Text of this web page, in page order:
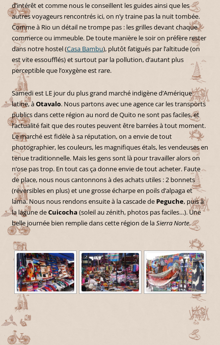
d’intérêt et comme nous le conseillent les guides ainsi que les
autres voyageurs rencontrés ici, on n’y traine pas la nuit tombée.
Comme à Rio un détail ne trompe pas : les grilles devant chaque
commerce ou immeuble. De toute manière le soir on préfère rester
dans notre hostel (Casa Bambu), plutôt fatigués par l’altitude (on
est vite essoufflés) et surtout par la pollution, d’autant plus
perceptible que l’oxygène est rare.
Samedi est LE jour du plus grand marché indigène d’Amérique
latine, àOtavalo. Nous partons avec une agence car les transports
publics dans cette région au nord de Quito ne sont pas faciles, et
l’actualité fait que des routes peuvent être barrées à tout moment.
Le marché est fidèle à sa réputation, on a envie de tout
photographier, les couleurs, les magnifiques étals, les vendeuses en
tenue traditionnelle. Mais les gens sont là pour travailler alors on
n’ose pas trop. En tout cas ça donne envie de tout acheter. Faute
de place, nous nous cantonnons à des achats utiles : 2 bonnets
(réversibles en plus) et une grosse écharpe en poils d’alpaga et
lama. Nous nous rendons ensuite à la cascade de Peguche, puis à
la lagune deCuicocha (soleil au zénith, photos pas faciles…). Une
belle journée bien remplie dans cette région de laSierra Norte.